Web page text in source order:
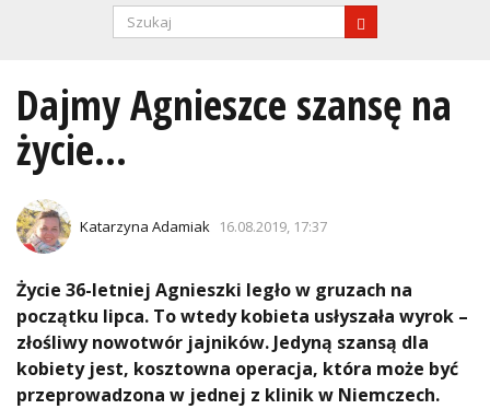
Formularz
Dajmy Agnieszce szansę na
życie…
Katarzyna Adamiak 16.08.2019, 17:37
Życie 36-letniej Agnieszki legło w gruzach na
początku lipca. To wtedy kobieta usłyszała wyrok –
złośliwy nowotwór jajników. Jedyną szansą dla
kobiety jest, kosztowna operacja, która może być
przeprowadzona w jednej z klinik w Niemczech.